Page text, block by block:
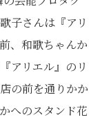
子さんは『アリ
、和歌ちゃんか
アリエル』のリ
の前を通りかか
へのスタンド花